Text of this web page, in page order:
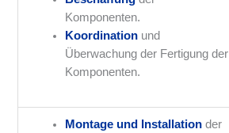
Komponenten.
Koordination und
Überwachung der Fertigung der
Komponenten.
Montage und Installationder